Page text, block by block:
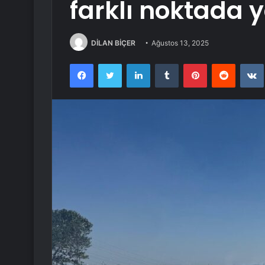
farklı noktada
DİLAN BİÇER Ağustos 13, 2025
FacebookTwitter LinkedInTumblr PinterestReddit